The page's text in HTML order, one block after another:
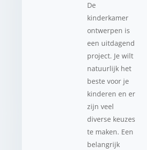
De
kinderkamer
ontwerpen is
een uitdagend
project. Je wilt
natuurlijk het
beste voor je
kinderen en er
zijn veel
diverse keuzes
te maken. Een
belangrijk